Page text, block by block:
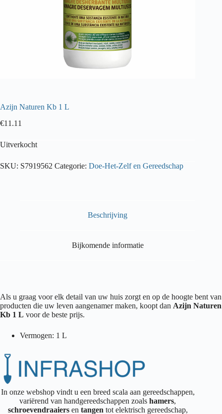
Azijn Naturen Kb 1 L
€11.11
Uitverkocht
SKU: S7919562 Categorie: Doe-Het-Zelf en Gereedschap
Beschrijving
Bijkomende informatie
Als u graag voor elk detail van uw huis zorgt en op de hoogte bent van
producten die uw leven aangenamer maken, koopt dan Azijn Naturen
Kb 1 L voor de beste prijs.
Vermogen: 1 L
In onze webshop vindt u een breed scala aan gereedschappen,
variërend van handgereedschappen zoalshamers,
schroevendraaiersen tangen tot elektrisch gereedschap,